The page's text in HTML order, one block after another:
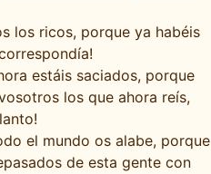
los ricos, porque ya habéis
estáis saciados, porque
los que ahora reís,
el mundo os alabe, porque
de esta gente con